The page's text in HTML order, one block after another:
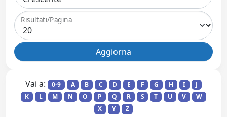
Risultati/Pagina
Vai a: 0-9 A B C D E F G H I
J
K
L M N O P Q R S T U V
W
X
Y Z